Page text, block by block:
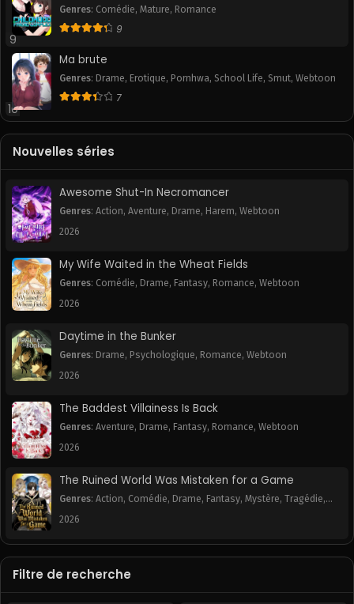
Chapitre 60
May 22, 2025
Chapitre 59
Chapitre 58
May 22, 2025 May 22, 2025
Chapitre 56
May 22, 2025 May 22, 2025
Chapitre 54
May 22, 2025 May 22, 2025
Chapitre 52
May 22, 2025
Chapitre 51
Chapitre 50
May 22, 2025
Chapitre 49
Chapitre 48
Chapitre 46
May 22, 2025
Chapitre 45
Chapitre 44
May 22, 2025
Chapitre 43
May 22, 2025
Chapitre 42
May 22, 2025
Chapitre 40
May 22, 2025
Chapitre 39
Chapitre 38
May 22, 2025
Chapitre 37
9
Genres: Comédie, Mature, Romance
9
10
Ma brute
Genres: Drame, Erotique, Pornhwa, School Life, Smut, Webtoon
7
Nouvelles séries
Awesome Shut-In Necromancer
Genres: Action, Aventure, Drame, Harem, Webtoon
2026
My Wife Waited in the Wheat Fields
Genres: Comédie, Drame, Fantasy, Romance, Webtoon
2026
Daytime in the Bunker
Genres: Drame, Psychologique, Romance, Webtoon
2026
The Baddest Villainess Is Back
Genres: Aventure, Drame, Fantasy, Romance, Webtoon
2026
The Ruined World Was Mistaken for a Game
Genres: Action, Comédie, Drame, Fantasy, Mystère, Tragédie,
Webtoon
2026
Filtre de recherche